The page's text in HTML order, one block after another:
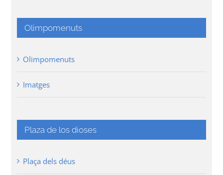
Olimpomenuts
Olimpomenuts
Imatges
Plaza de los dioses
Plaça dels déus